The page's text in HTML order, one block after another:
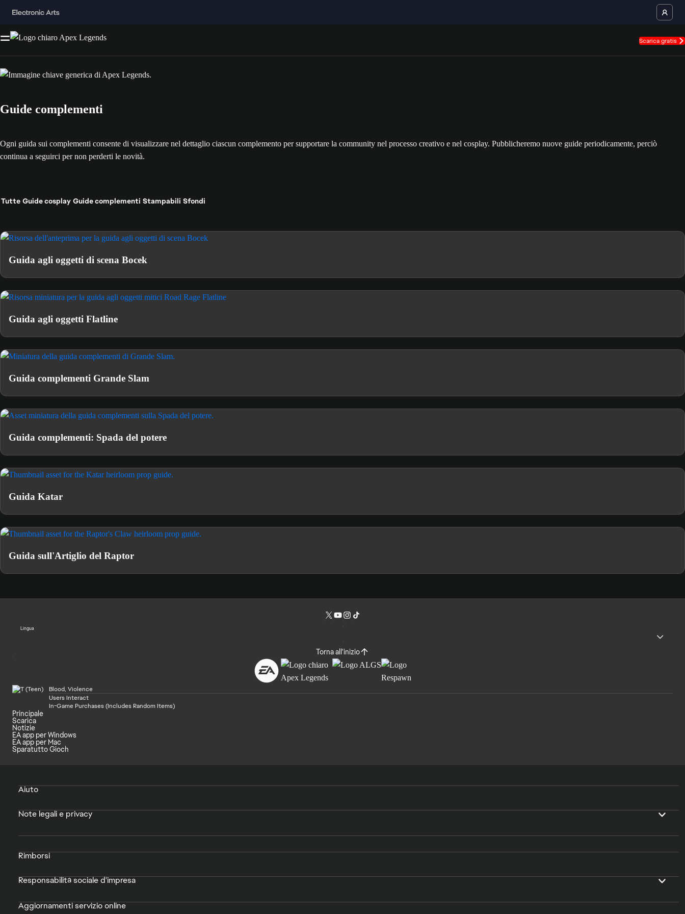
Scarica gratis
Guide complementi
Ogni guida sui complementi consente di visualizzare nel dettaglio ciascun complemento per supportare la community nel processo creativo e nel cosplay. Pubblicheremo nuove guide periodicamente, perciò
continua a seguirci per non perderti le novità.
Tutte Guide cosplay Guide complementi Stampabili Sfondi
Guida agli oggetti di scena Bocek
Guida agli oggetti Flatline
Guida complementi Grande Slam
Guida complementi: Spada del potere
Guida Katar
Guida sull'Artiglio del Raptor
Lingua
Torna all'inizio
Blood, Violence
Users Interact
In-Game Purchases (Includes Random Items)
Principale
Scarica
Notizie
EA app per Windows
EA app per Mac
Sparatutto Gioch
Aiuto
Note legali e privacy
Rimborsi
Responsabilità sociale d'impresa
Aggiornamenti servizio online